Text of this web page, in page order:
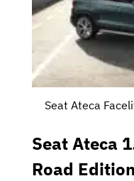
Seat Ateca
Seat Ateca
Road